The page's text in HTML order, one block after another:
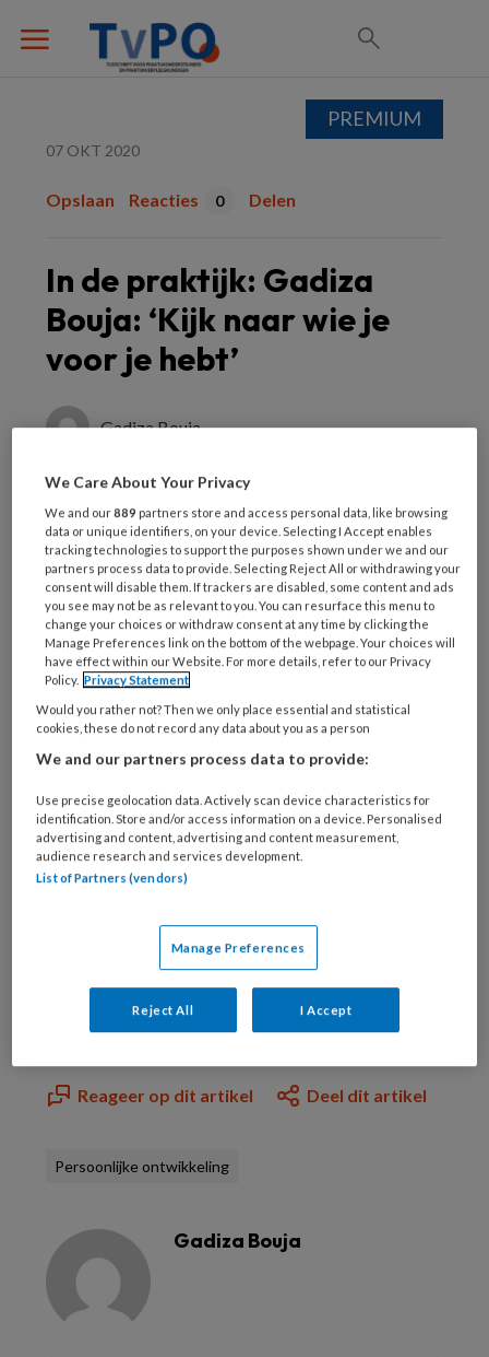
07 OKT 2020
Opslaan Reacties 0 Delen
In de praktijk: Gadiza
Bouja: ‘Kijk naar wie je
voor je hebt’
Gadiza Bouja
Gadiza Bouja werkt 15 uur per week bij
huisartspraktijk de HOED in
Amsterdam-West en houdt zich bezig
met polyfarmacie, CVRM, stoppen met
roken en DM2.
Waar werk je?
‘Ik werk 15
PREMIUM
Bekijk de mogelijkheden
Al abonnee?Log dan in
PREMIUM
Reageer op dit artikel Deel dit artikel
Persoonlijke ontwikkeling
Gadiza Bouja
We Care About Your Privacy
We and our889 partners store and access personal data, like browsing
data or unique identifiers, on your device. Selecting I Accept enables
tracking technologies to support the purposes shown under we and our
partners process data to provide. Selecting Reject All or withdrawing your
consent will disable them. If trackers are disabled, some content and ads
you see may not be as relevant to you. You can resurface this menu to
change your choices or withdraw consent at any time by clicking the
Manage Preferences link on the bottom of the webpage. Your choices will
have effect within our Website. For more details, refer to our Privacy
Policy. Privacy Statement
Would you rather not? Then we only place essential and statistical
cookies, these do not record any data about you as a person
We and our partners process data to provide:
Use precise geolocation data. Actively scan device characteristics for
identification. Store and/or access information on a device. Personalised
advertising and content, advertising and content measurement,
audience research and services development.
List of Partners (vendors)
Manage Preferences
Reject All I Accept